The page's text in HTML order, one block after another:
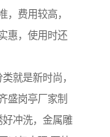
，费用较高，
惠，使用时还
就是新时尚，
盛岗亭厂家制
好冲洗，金属雕